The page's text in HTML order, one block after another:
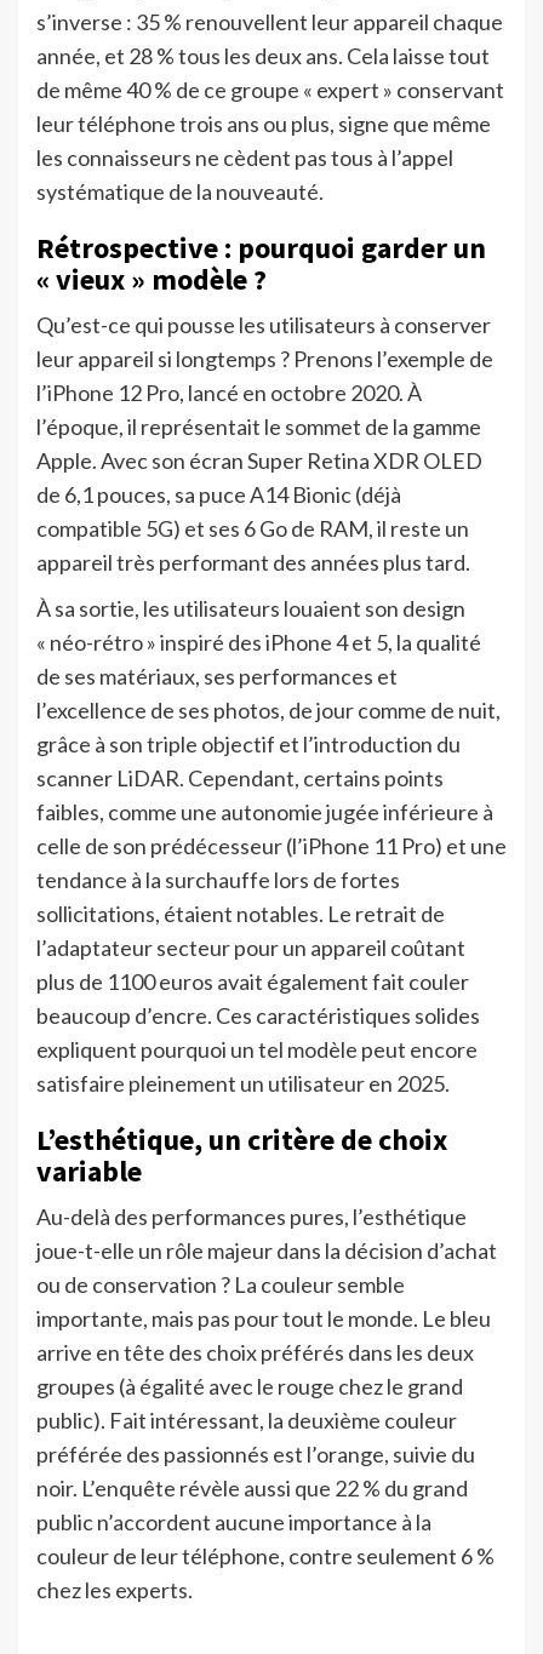
s’inverse : 35 % renouvellent leur appareil chaque
année, et 28 % tous les deux ans. Cela laisse tout
de même 40 % de ce groupe « expert » conservant
leur téléphone trois ans ou plus, signe que même
les connaisseurs ne cèdent pas tous à l’appel
systématique de la nouveauté.
Rétrospective : pourquoi garder un
« vieux » modèle ?
Qu’est-ce qui pousse les utilisateurs à conserver
leur appareil si longtemps ? Prenons l’exemple de
l’iPhone 12 Pro, lancé en octobre 2020. À
l’époque, il représentait le sommet de la gamme
Apple. Avec son écran Super Retina XDR OLED
de 6,1 pouces, sa puce A14 Bionic (déjà
compatible 5G) et ses 6 Go de RAM, il reste un
appareil très performant des années plus tard.
À sa sortie, les utilisateurs louaient son design
« néo-rétro » inspiré des iPhone 4 et 5, la qualité
de ses matériaux, ses performances et
l’excellence de ses photos, de jour comme de nuit,
grâce à son triple objectif et l’introduction du
scanner LiDAR. Cependant, certains points
faibles, comme une autonomie jugée inférieure à
celle de son prédécesseur (l’iPhone 11 Pro) et une
tendance à la surchauffe lors de fortes
sollicitations, étaient notables. Le retrait de
l’adaptateur secteur pour un appareil coûtant
plus de 1100 euros avait également fait couler
beaucoup d’encre. Ces caractéristiques solides
expliquent pourquoi un tel modèle peut encore
satisfaire pleinement un utilisateur en 2025.
L’esthétique, un critère de choix
variable
Au-delà des performances pures, l’esthétique
joue-t-elle un rôle majeur dans la décision d’achat
ou de conservation ? La couleur semble
importante, mais pas pour tout le monde. Le bleu
arrive en tête des choix préférés dans les deux
groupes (à égalité avec le rouge chez le grand
public). Fait intéressant, la deuxième couleur
préférée des passionnés est l’orange, suivie du
noir. L’enquête révèle aussi que 22 % du grand
public n’accordent aucune importance à la
couleur de leur téléphone, contre seulement 6 %
chez les experts.